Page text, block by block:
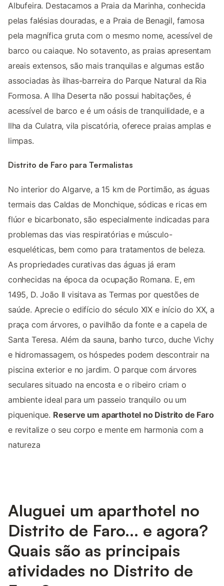
Albufeira. Destacamos a Praia da Marinha, conhecida
pelas falésias douradas, e a Praia de Benagil, famosa
pela magnífica gruta com o mesmo nome, acessível de
barco ou caiaque. No sotavento, as praias apresentam
areais extensos, são mais tranquilas e algumas estão
associadas às ilhas-barreira do Parque Natural da Ria
Formosa. A Ilha Deserta não possui habitações, é
acessível de barco e é um oásis de tranquilidade, e a
Ilha da Culatra, vila piscatória, oferece praias amplas e
limpas.
Distrito de Faro para Termalistas
No interior do Algarve, a 15 km de Portimão, as águas
termais das Caldas de Monchique, sódicas e ricas em
flúor e bicarbonato, são especialmente indicadas para
problemas das vias respiratórias e músculo-
esqueléticas, bem como para tratamentos de beleza.
As propriedades curativas das águas já eram
conhecidas na época da ocupação Romana. E, em
1495, D. João II visitava as Termas por questões de
saúde. Aprecie o edifício do século XIX e início do XX, a
praça com árvores, o pavilhão da fonte e a capela de
Santa Teresa. Além da sauna, banho turco, duche Vichy
e hidromassagem, os hóspedes podem descontrair na
piscina exterior e no jardim. O parque com árvores
seculares situado na encosta e o ribeiro criam o
ambiente ideal para um passeio tranquilo ou um
piquenique. Reserve um aparthotel no Distrito de Faro
e revitalize o seu corpo e mente em harmonia com a
natureza
Aluguei um aparthotel no
Distrito de Faro... e agora?
Quais são as principais
atividades no Distrito de